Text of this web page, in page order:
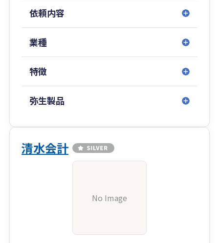
相談も提供しています。
そして他士業との連携もあるため、ワンストッ
プで様々なお悩みを解決いたします。
依頼内容
業種
特徴
弥生製品
清水会計
No Image